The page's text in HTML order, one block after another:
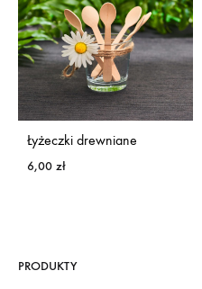
Łyżeczki drewniane
6,00 zł
PRODUKTY